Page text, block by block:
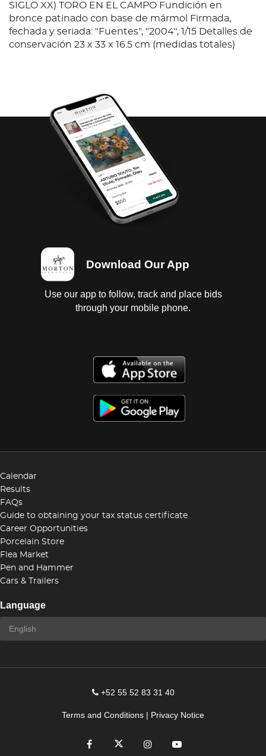
SIGLO XX) TORO EN EL CAMPO Fundición en
bronce patinado con base de mármol Firmada,
fechada y seriada: "Fuentes", "2004", 1/15 Detalles de
conservación 23 x 33 x 16.5 cm (medidas totales)
Download Our App
Use our app to follow, track and place bids
through your mobile phone.
Calendar
Results
FAQs
Guide to obtaining your tax status certificate
Career Opportunities
Porcelain Store
Flea Market
Pen and Hammer
Cars & Trailers
Language
+52 55 52 83 31 40
Terms and Conditions | Privacy Notice